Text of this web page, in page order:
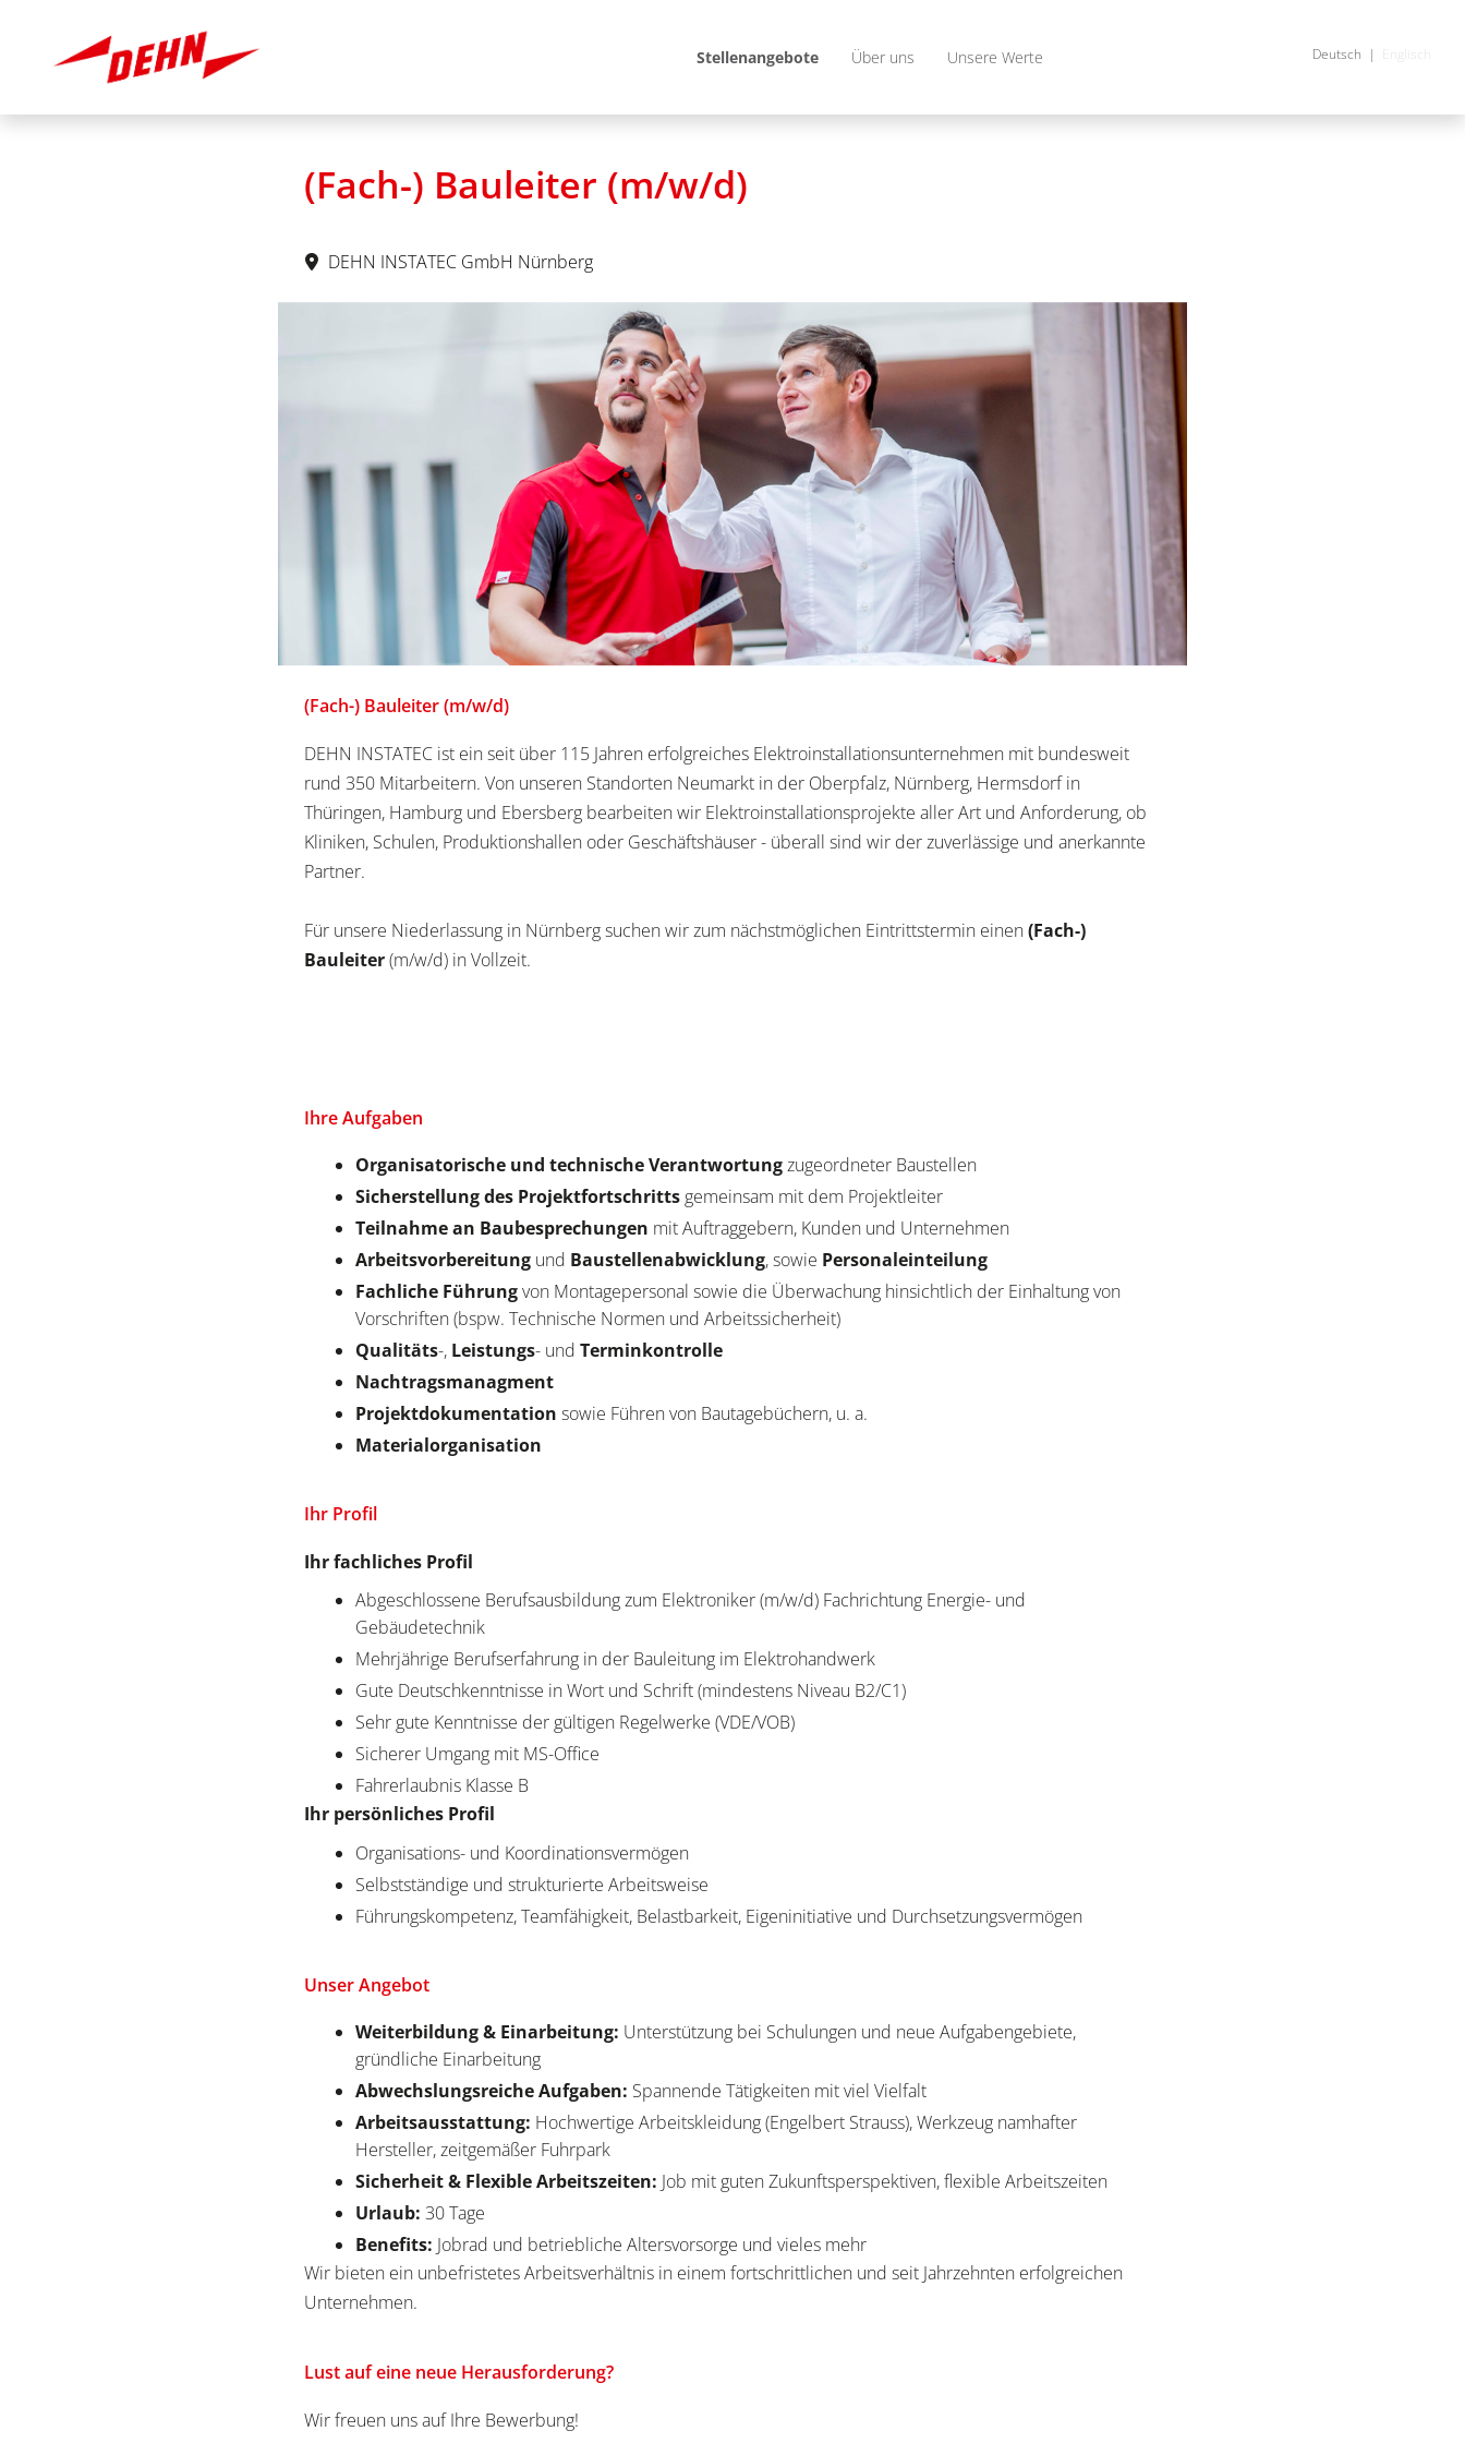
Deutsch Englisch
Stellenangebote Über uns Unsere Werte
(Fach-) Bauleiter (m/w/d)
DEHN INSTATEC GmbH Nürnberg
(Fach-) Bauleiter (m/w/d)
DEHN INSTATEC ist ein seit über 115 Jahren erfolgreiches Elektroinstallationsunternehmen mit bundesweit
rund 350 Mitarbeitern. Von unseren Standorten Neumarkt in der Oberpfalz, Nürnberg, Hermsdorf in
Thüringen, Hamburg und Ebersberg bearbeiten wir Elektroinstallationsprojekte aller Art und Anforderung, ob
Kliniken, Schulen, Produktionshallen oder Geschäftshäuser - überall sind wir der zuverlässige und anerkannte
Partner.
Für unsere Niederlassung in Nürnberg suchen wir zum nächstmöglichen Eintrittstermin einen(Fach-)
Bauleiter(m/w/d) in Vollzeit.
Ihre Aufgaben
Organisatorische und technische Verantwortungzugeordneter Baustellen
Sicherstellung des Projektfortschritts gemeinsam mit dem Projektleiter
Teilnahme an Baubesprechungen mit Auftraggebern, Kunden und Unternehmen
Arbeitsvorbereitung und Baustellenabwicklung, sowie Personaleinteilung
Fachliche Führungvon Montagepersonal sowie die Überwachung hinsichtlich der Einhaltung von
Vorschriften (bspw. Technische Normen und Arbeitssicherheit)
Qualitäts-, Leistungs- und Terminkontrolle
Nachtragsmanagment
Projektdokumentation sowie Führen von Bautagebüchern, u. a.
Materialorganisation
Ihr Profil
Ihr fachliches Profil
Abgeschlossene Berufsausbildung zum Elektroniker (m/w/d) Fachrichtung Energie- und
Gebäudetechnik
Mehrjährige Berufserfahrung in der Bauleitung im Elektrohandwerk
Gute Deutschkenntnisse in Wort und Schrift (mindestens Niveau B2/C1)
Sehr gute Kenntnisse der gültigen Regelwerke (VDE/VOB)
Sicherer Umgang mit MS-Office
Fahrerlaubnis Klasse B
Ihr persönliches Profil
Organisations- und Koordinationsvermögen
Selbstständige und strukturierte Arbeitsweise
Führungskompetenz, Teamfähigkeit, Belastbarkeit, Eigeninitiative und Durchsetzungsvermögen
Unser Angebot
Weiterbildung & Einarbeitung: Unterstützung bei Schulungen und neue Aufgabengebiete,
gründliche Einarbeitung
Abwechslungsreiche Aufgaben: Spannende Tätigkeiten mit viel Vielfalt
Arbeitsausstattung: Hochwertige Arbeitskleidung (Engelbert Strauss), Werkzeug namhafter
Hersteller, zeitgemäßer Fuhrpark
Sicherheit & Flexible Arbeitszeiten: Job mit guten Zukunftsperspektiven, flexible Arbeitszeiten
Urlaub: 30 Tage
Benefits: Jobrad und betriebliche Altersvorsorge und vieles mehr
Wir bieten ein unbefristetes Arbeitsverhältnis in einem fortschrittlichen und seit Jahrzehnten erfolgreichen
Unternehmen.
Lust auf eine neue Herausforderung?
Wir freuen uns auf Ihre Bewerbung!